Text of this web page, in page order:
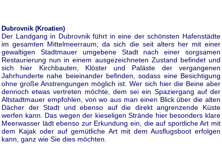
Dubrovnik (Kroatien)
Der Landgang in Dubrovnik führt in eine der schönsten Hafenstädte
im gesamten Mittelmeerraum, da sich die seit alters her mit einer
gewaltigen Stadtmauer umgebene Stadt nach einer sorgsamen
Restaurierung nun in einem ausgezeichneten Zustand befindet und
sich hier Kirchbauten, Klöster und Paläste der vergangenen
Jahrhunderte nahe beieinander befinden, sodass eine Besichtigung
ohne große Anstrengungen möglich ist. Wer sich hier die Beine aber
dennoch etwas vertreten möchte, dem sei ein Spaziergang auf der
Altstadtmauer empfohlen, von wo aus man einen Blick über die alten
Dächer der Stadt und ebenso auf die direkt angrenzende Küste
werfen kann. Das wegen der kieseligen Strände hier besonders klare
Meerwasser lädt ebenso zur Erkundung ein, die auf sportliche Art mit
dem Kajak oder auf gemütliche Art mit dem Ausflugsboot erfolgen
kann, ganz wie Sie dies möchten.